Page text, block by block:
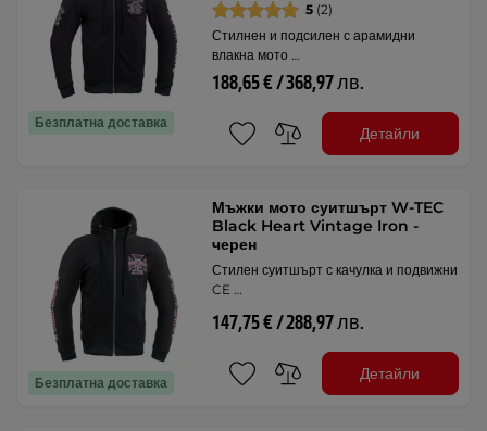
Безплатна доставка
5 (2)
Стилнен и подсилен с арамидни
влакна мото …
188,65 € / 368,97 лв.
Детайли
Безплатна доставка
Мъжки мото суитшърт W-TEC
Black Heart Vintage Iron -
черен
Стилен суитшърт с качулка и подвижни
CE …
147,75 € / 288,97 лв.
Детайли